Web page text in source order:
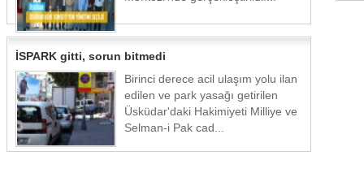
İSPARK gitti, sorun bitmedi
Birinci derece acil ulaşım yolu ilan
edilen ve park yasağı getirilen
Üsküdar'daki Hakimiyeti Milliye ve
Selman-i Pak cad...